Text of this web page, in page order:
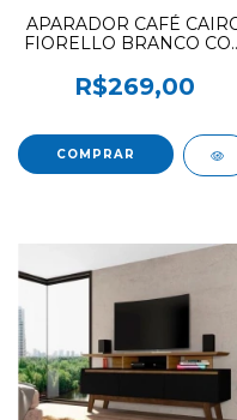
APARADOR CAFÉ
FIORELLO BRANCO
R$269,00